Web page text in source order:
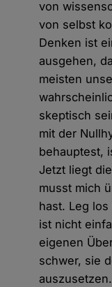
von
von selbst
Denken ist
ausgehen,
meisten
skeptisch
mit der
behauptest,
Jetzt liegt
musst mich
hast. Leg
ist nicht
eigenen
schwer, sie